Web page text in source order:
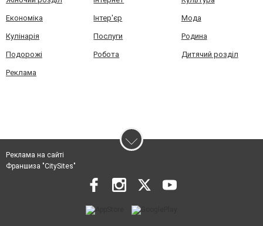
Економіка Інтер'єр Мода
Кулінарія Послуги Родина
Подорожі Робота Дитячий розділ
Реклама
Реклама на сайті
Франшиза "CitySites"